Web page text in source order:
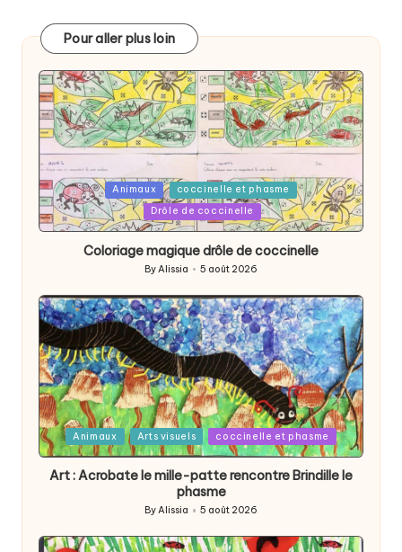
Pour aller plus loin
Posted
in
Animaux
coccinelle et phasme
Drôle de coccinelle
Coloriage magique drôle de coccinelle
Posted
ByAlissia 5 août 2026
Posted
in
Animaux Arts visuels coccinelle et phasme
Art : Acrobate le mille-patte rencontre Brindille le
phasme
Posted
by
ByAlissia 5 août 2026